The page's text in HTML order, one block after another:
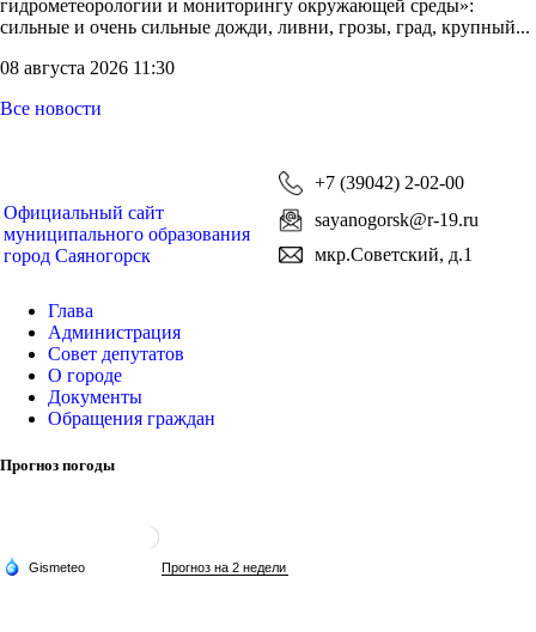
гидрометеорологии и мониторингу окружающей среды»:
сильные и очень сильные дожди, ливни, грозы, град, крупный...
08 августа 2026 11:30
Все новости
Официальный сайт
муниципального образования
город Саяногорск
+7 (39042) 2-02-00
sayanogorsk@r-19.ru
мкр.Советский, д.1
Глава
Администрация
Совет депутатов
О городе
Документы
Обращения граждан
Прогноз погоды